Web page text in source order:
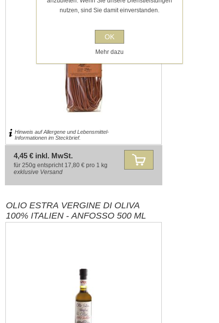
Hinweis auf Allergene und Lebensmittel-
Informationen im Steckbrief.
4,45 € inkl. MwSt.
für 250g entspricht 17,80 € pro 1 kg
exklusive Versand
OLIO ESTRA VERGINE DI OLIVA
100% ITALIEN - ANFOSSO 500 ML
nutzen, sind Sie damit einverstanden.
OK
Mehr dazu